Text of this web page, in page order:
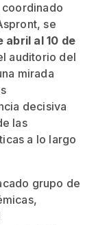
se
abril al 10 de
auditorio del
mirada
decisiva
las
a lo largo
grupo de